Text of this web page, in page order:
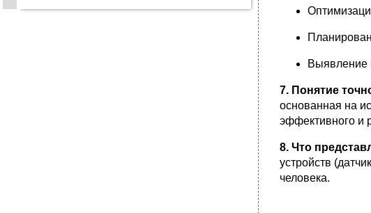
Выявление
7. Понятие
основанная на
эффективного и
8. Что
устройств
человека.